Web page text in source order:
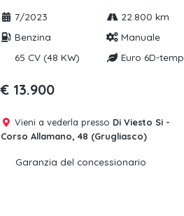
7/2023
22.800 km
Benzina
Manuale
65 CV (48 KW)
Euro 6D-temp
€ 13.900
Vieni a vederla presso Di Viesto Si -
Corso Allamano, 48 (Grugliasco)
Garanzia del concessionario